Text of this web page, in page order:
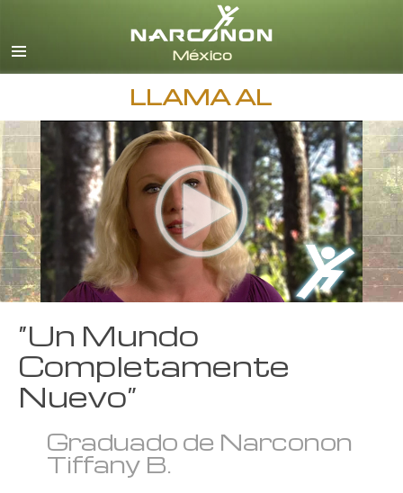
Español
Inglés
Todas las Regiones/Idiomas
LLAMA AL
“Un Mundo
Completamente
Nuevo”
Graduado de Narconon
Tiffany B.